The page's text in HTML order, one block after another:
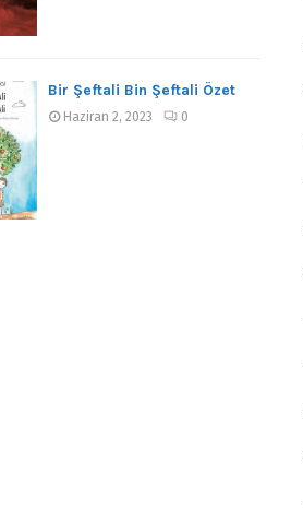
Bir Şeftali Bin Şeftali Özet
Haziran 2, 2023 0